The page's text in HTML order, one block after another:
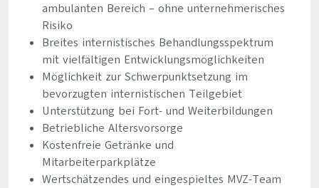
ambulanten Bereich – ohne unternehmerisches
Risiko
Breites internistisches Behandlungsspektrum
mit vielfältigen Entwicklungsmöglichkeiten
Möglichkeit zur Schwerpunktsetzung im
bevorzugten internistischen Teilgebiet
Unterstützung bei Fort- und Weiterbildungen
Betriebliche Altersvorsorge
Kostenfreie Getränke und
Mitarbeiterparkplätze
Wertschätzendes und eingespieltes MVZ-Team